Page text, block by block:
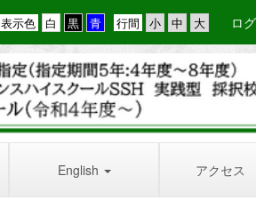
行間
表示色 ロ
English アクセス